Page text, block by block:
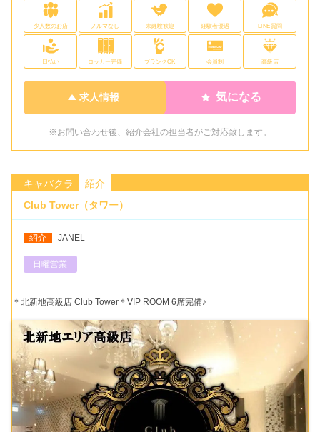
少人数のお店 ノルマなし 未経験歓迎 経験者優遇 LINE質問
日払い ロッカー完備 ブランクOK 会員制 高級店
求人情報 気になる
※お問い合わせ後、紹介会社の担当者がご対応致します。
キャバクラ
紹介
Club Tower（タワー）
紹介 JANEL
日曜営業
＊北新地高級店 Club Tower＊VIP ROOM 6席完備♪